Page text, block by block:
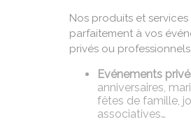
Nos produits et services
parfaitement à vos
privés ou professionnels.
Evénements
anniversaires,
fêtes de famille,
associatives…